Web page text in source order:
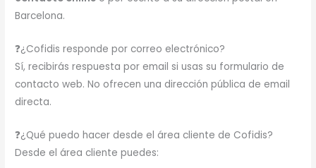
Barcelona.
❓¿Cofidis responde por correo electrónico?
Sí, recibirás respuesta por email si usas su formulario de
contacto web. No ofrecen una dirección pública de email
directa.
❓¿Qué puedo hacer desde el área cliente de Cofidis?
Desde el área cliente puedes: